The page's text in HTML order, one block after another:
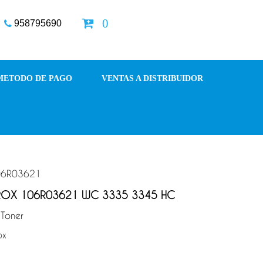
958795690 0
DE PAGO VENTAS A DISTRIBUIDOR
106R03621 WC 3335 3345 HC